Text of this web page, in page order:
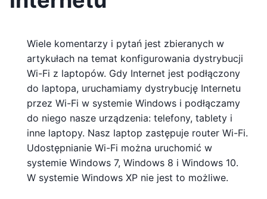
Wiele komentarzy i pytań jest zbieranych w
artykułach na temat konfigurowania dystrybucji
Wi-Fi z laptopów. Gdy Internet jest podłączony
do laptopa, uruchamiamy dystrybucję Internetu
przez Wi-Fi w systemie Windows i podłączamy
do niego nasze urządzenia: telefony, tablety i
inne laptopy. Nasz laptop zastępuje router Wi-Fi.
Udostępnianie Wi-Fi można uruchomić w
systemie Windows 7, Windows 8 i Windows 10.
W systemie Windows XP nie jest to możliwe.